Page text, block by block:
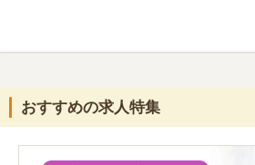
おすすめの求人特集